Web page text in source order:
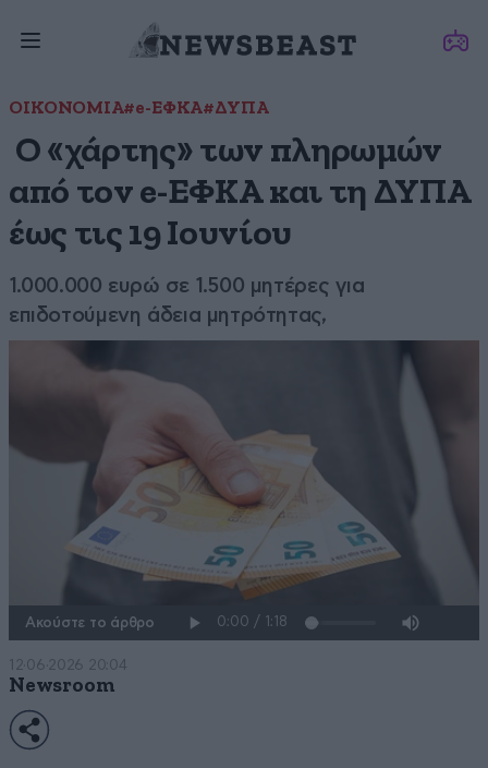
ΟΙΚΟΝΟΜΙΑ#e-ΕΦΚΑ#ΔΥΠΑ
Ο «χάρτης» των πληρωμών
από τον e-ΕΦΚΑ και τη ΔΥΠΑ
έως τις 19 Ιουνίου
1.000.000 ευρώ σε 1.500 μητέρες για
επιδοτούμενη άδεια μητρότητας,
Ακούστε το άρθρο
12·06·2026 20:04
Newsroom